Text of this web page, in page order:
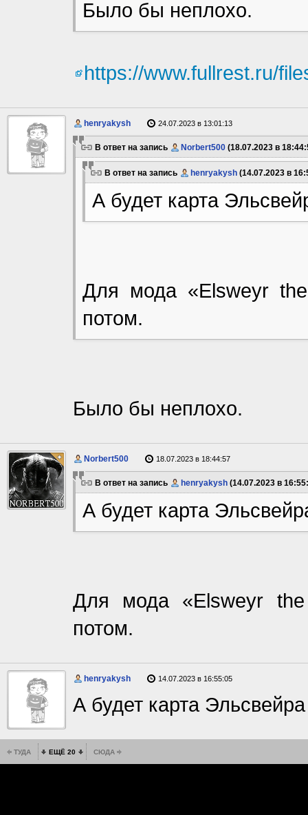
Было бы неплохо.
https://www.fullrest.ru/
henryakysh 24.07.2023 в 13:01:13
В ответ на запись Norbert500 (18.07.2023 в
В ответ на запись henryakysh (14.07.2023 в
А будет карта
Для мода «Elsweyr
потом.
Было бы неплохо.
Norbert500 18.07.2023 в 18:44:57
В ответ на запись henryakysh (14.07.2023 в
А будет карта
Для мода «Elsweyr
потом.
henryakysh 14.07.2023 в 16:55:05
А будет карта
ТУДА ЕЩЁ 20 СЮДА